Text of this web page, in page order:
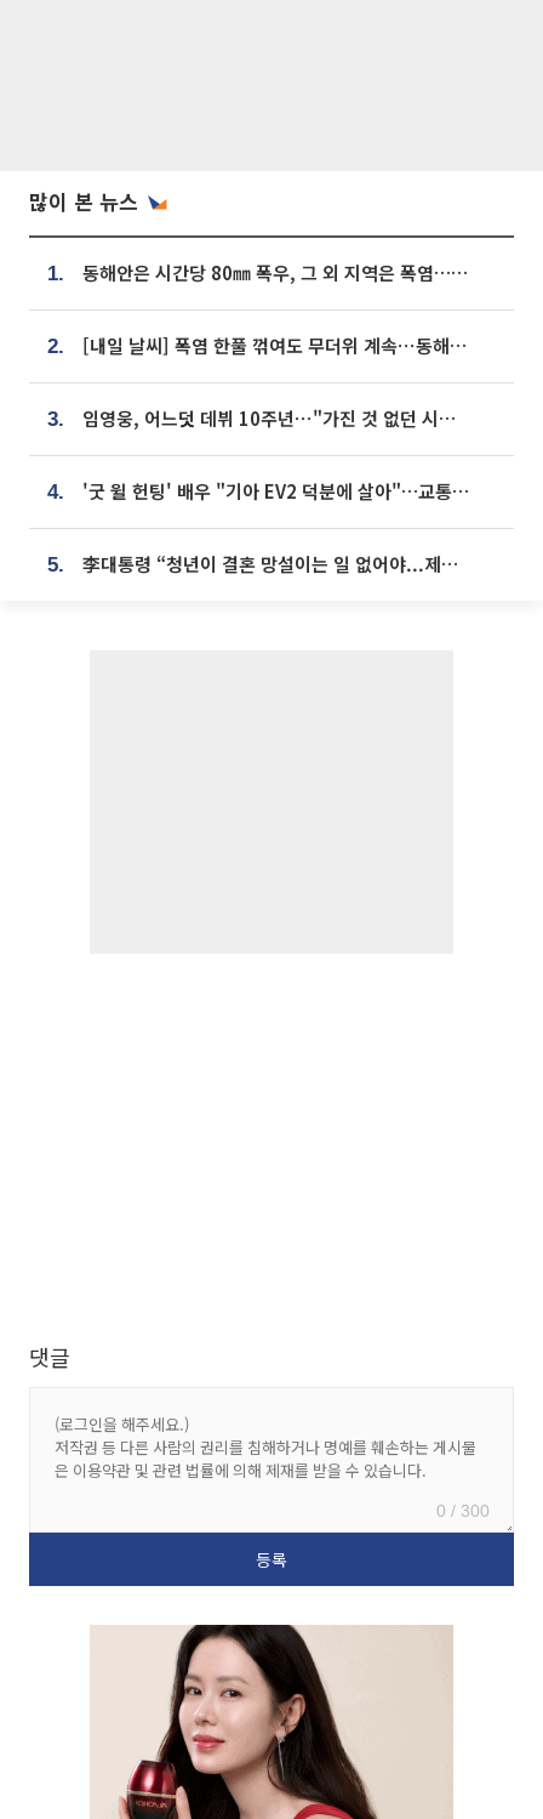
많이 본 뉴스
1. 동해안은 시간당 80㎜ 폭우, 그 외 지역은 폭염…‘극과 극 날씨’
2. [내일 날씨] 폭염 한풀 꺾여도 무더위 계속⋯동해안 이틀 연속 비
3. 임영웅, 어느덧 데뷔 10주년⋯"가진 것 없던 시절, 내 앞엔 20명의 팬뿐"
4. '굿 윌 헌팅' 배우 "기아 EV2 덕분에 살아"…교통사고 후 안전성 극찬
5. 李대통령 “청년이 결혼 망설이는 일 없어야...제도상 불이익 조사”
댓글
0 / 300